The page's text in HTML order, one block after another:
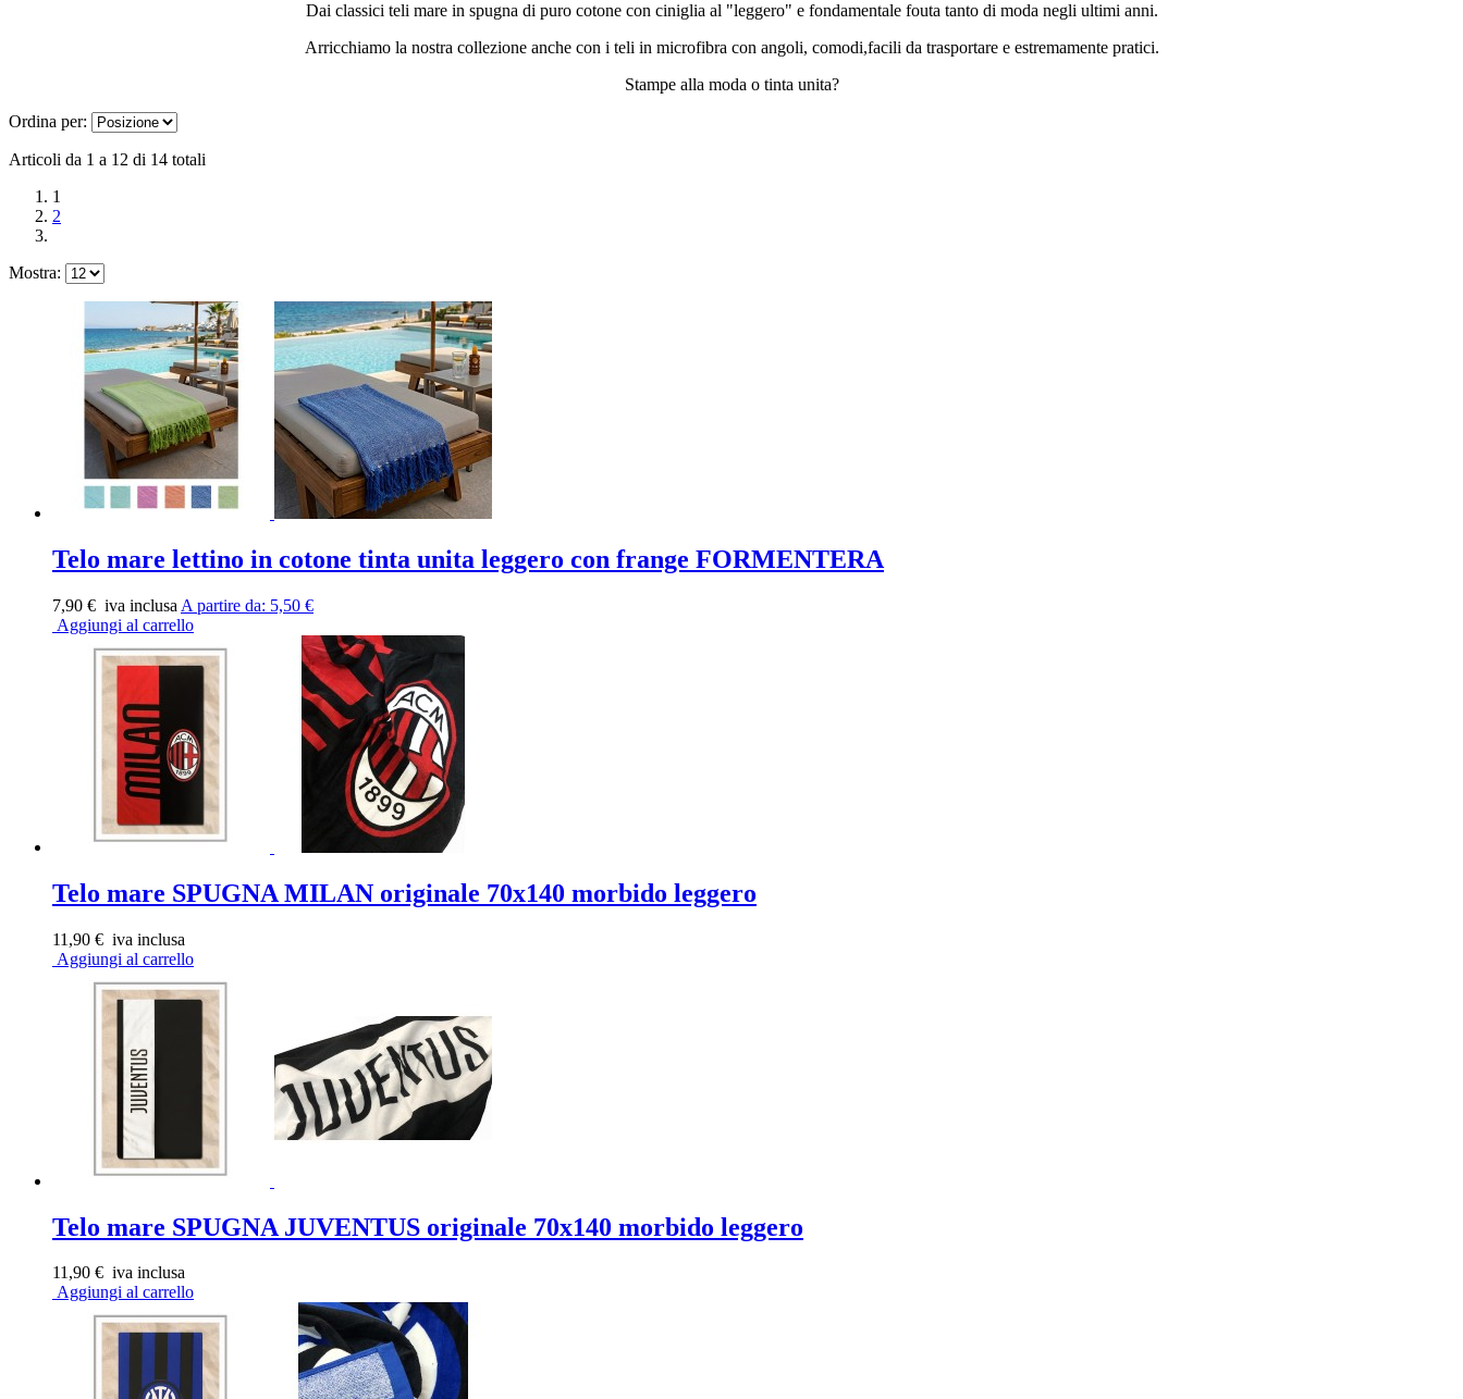
Dai classici teli mare in spugna di puro cotone con ciniglia al "leggero" e fondamentale fouta tanto di moda negli ultimi anni.
Arricchiamo la nostra collezione anche con i teli in microfibra con angoli, comodi,facili da trasportare e estremamente pratici.
Stampe alla moda o tinta unita?
Ordina per:
Articoli da 1 a 12 di 14 totali
1
2
Mostra:
Telo mare lettino in cotone tinta unita leggero con frange FORMENTERA
7,90 € iva inclusa A partire da: 5,50 €
Aggiungi al carrello
Telo mare SPUGNA MILAN originale 70x140 morbido leggero
11,90 € iva inclusa
Aggiungi al carrello
Telo mare SPUGNA JUVENTUS originale 70x140 morbido leggero
11,90 € iva inclusa
Aggiungi al carrello